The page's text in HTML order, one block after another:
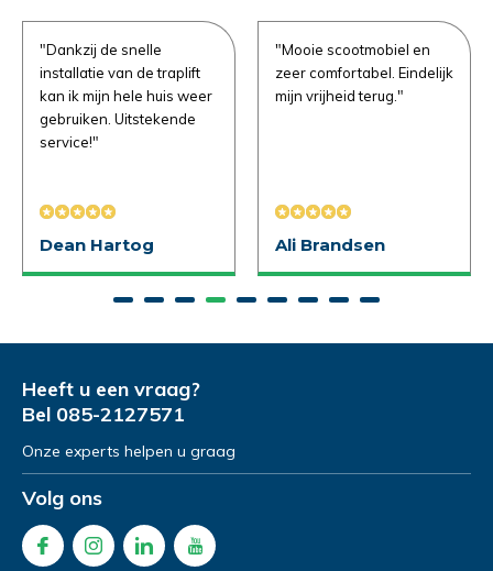
"Dankzij de snelle
installatie van de traplift
kan ik mijn hele huis weer
gebruiken. Uitstekende
service!"
Dean Hartog
"Mooie scootmobiel en
zeer comfortabel. Eindelijk
mijn vrijheid terug."
Ali Brandsen
Heeft u een vraag?
Bel 085-2127571
Onze experts helpen u graag
Volg ons
Demonstratie/Advies
aanvragen
Demonstratie in de showroom
Naam*
Product Naam *
Demonstratie/Advies
aanvragen
Demonstratie in de showroom
Naam*
Product Naam *
Naam*
Emailadres*
Telefoonnummer
Product Naam*
Gewenste datum voor proefzitten
Opmerkingen